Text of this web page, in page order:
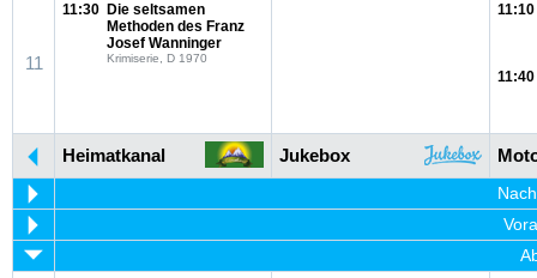
11
11:30 Die seltsamen
Methoden des Franz
Josef Wanninger
Krimiserie, D 1970
11:10
11:40
Heimatkanal Jukebox